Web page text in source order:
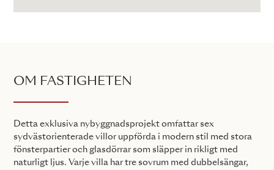
OM FASTIGHETEN
Detta exklusiva nybyggnadsprojekt omfattar sex
sydvästorienterade villor uppförda i modern stil med stora
fönsterpartier och glasdörrar som släpper in rikligt med
naturligt ljus. Varje villa har tre sovrum med dubbelsängar,